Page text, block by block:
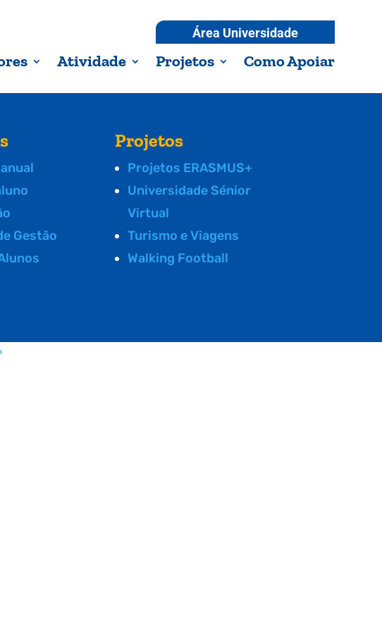
Área Universidade
Atividade Projetos Como Apoiar
Gestão
Projetos
Projetos ERASMUS+
Universidade Sénior
Virtual
Turismo e Viagens
Walking Football